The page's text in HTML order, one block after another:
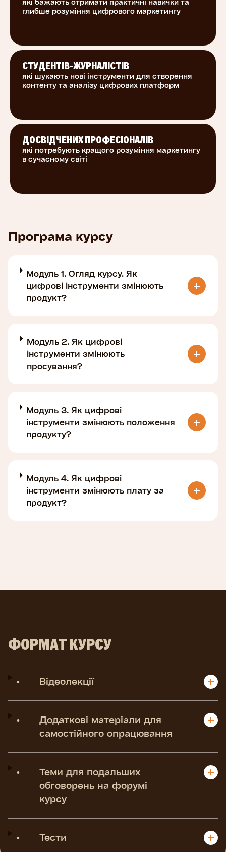
які бажають отримати практичні навички та
глибше розуміння цифрового маркетингу
СТУДЕНТІВ-ЖУРНАЛІСТІВ
які шукають нові інструменти для створення
контенту та аналізу цифрових платформ
ДОСВІДЧЕНИХ ПРОФЕСІОНАЛІВ
які потребують кращого розуміння маркетингу
в сучасному світі
Програма курсу
Модуль 1. Огляд курсу. Як
цифрові інструменти змінюють
продукт?
Модуль 2. Як цифрові
інструменти змінюють
просування?
Модуль 3. Як цифрові
інструменти змінюють положення
продукту?
Модуль 4. Як цифрові
інструменти змінюють плату за
продукт?
ФОРМАТ КУРСУ
• Відеолекції
•
Додаткові матеріали для
самостійного опрацювання
•
Теми для подальших
обговорень на форумі
курсу
• Тести